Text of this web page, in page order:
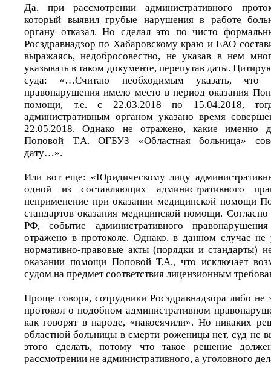
Да, при рассмотрении административного
который выявил грубые нарушения в работе
органу отказал. Но сделал это по чисто
Росздравнадзор по Хабаровскому краю и ЕАО
выражаясь, недобросовестно, не указав в нем
указывать в таком документе, перепутав даты.
суда: «…Считаю необходимым указать, что
правонарушения имело место в период оказания
помощи, т.е. с 22.03.2018 по 15.04.2018,
административным органом указано время
22.05.2018. Однако не отражено, какие именно
Поповой Т.А. ОГБУЗ «Областная больница»
дату…».
Или вот еще: «Юридическому лицу
одной из составляющих административного
неприменение при оказании медицинской помощи
стандартов оказания медицинской помощи.
РФ, событие административного
отражено в протоколе. Однако, в данном случае не
нормативно-правовые акты (порядки и стандарты)
оказании помощи Поповой Т.А., что исключает
судом на предмет соответствия лицензионным
Проще говоря, сотрудники Росздравнадзора либо не
протокол о подобном административном
как говорят в народе, «накосячили». Но никаких
областной больницы в смерти роженицы нет, суд не
этого сделать, потому что такое решение
рассмотрении не административного, а уголовного